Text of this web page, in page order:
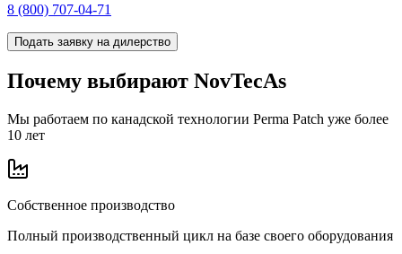
8 (800) 707-04-71
Подать заявку на дилерство
Почему выбирают NovTecAs
Мы работаем по канадской технологии Perma Patch уже более
10 лет
Собственное производство
Полный производственный цикл на базе своего оборудования